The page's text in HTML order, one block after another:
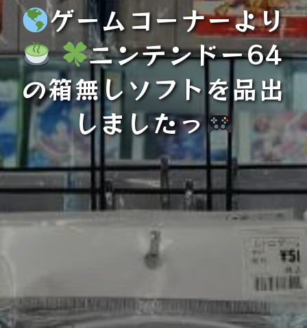
ゲームコーナーより
ニンテンドー64
の箱無しソフトを品出
しましたっ